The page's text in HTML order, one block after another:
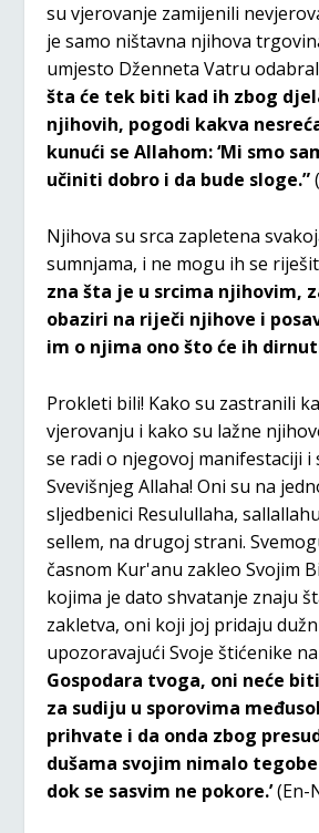
su vjerovanje zamijenili
je samo ništavna njihova
umjesto Dženneta Vatru
šta će tek biti kad ih zbog
njihovih, pogodi kakva
kunući se Allahom: ‘Mi smo
učiniti dobro i da bude sloge.”
Njihova su srca zapletena
sumnjama, i ne mogu ih se
zna šta je u srcima njihovim,
obaziri na riječi njihove i
im o njima ono što će ih
Prokleti bili! Kako su zastranili
vjerovanju i kako su lažne
se radi o njegovoj manifestaciji i
Svevišnjeg Allaha! Oni su na
sljedbenici Resulullaha,
sellem, na drugoj strani.
časnom Kur'anu zakleo Svojim
kojima je dato shvatanje znaju
zakletva, oni koji joj pridaju
upozoravajući Svoje štićenike
Gospodara tvoga, oni neće
za sudiju u sporovima
prihvate i da onda zbog
dušama svojim nimalo
dok se sasvim ne pokore.’(En-